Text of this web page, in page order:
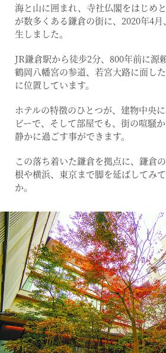
海と山に囲まれ、寺社仏閣をはじめ
が数多くある鎌倉の街に、2020年4
生しました。
JR鎌倉駅から徒歩2分、800年前に源
鶴岡八幡宮の参道、若宮大路に面し
に位置しています。
ホテルの特徴のひとつが、建物中央
ビーで、そして部屋でも、街の喧騒
静かに過ごす事ができます。
この落ち着いた鎌倉を拠点に、鎌倉
根や横浜、東京まで脚を延ばしてみ
か。